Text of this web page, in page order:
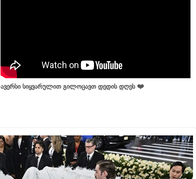
ავერსი სიყვარულით გილოცავთ დედის დღეს ❤️